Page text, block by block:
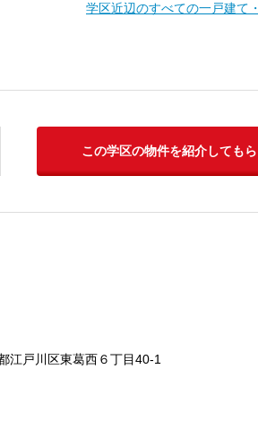
学区近辺のすべての一戸建て
この学区の物件を紹介しても
江戸川区東葛西６丁目40-1